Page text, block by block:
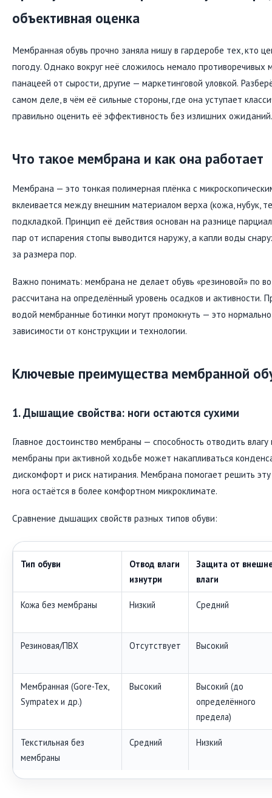
объективная оценка
Мембранная обувь прочно заняла нишу в гардеробе тех, кто
погоду. Однако вокруг неё сложилось немало
панацеей от сырости, другие — маркетинговой уловкой.
самом деле, в чём её сильные стороны, где она уступает
правильно оценить её эффективность без излишних ожиданий.
Что такое мембрана и как она работает
Мембрана — это тонкая полимерная плёнка с
вклеивается между внешним материалом верха (кожа, нубук,
подкладкой. Принцип её действия основан на разнице
пар от испарения стопы выводится наружу, а капли воды
за размера пор.
Важно понимать: мембрана не делает обувь «резиновой» по
рассчитана на определённый уровень осадков и активности.
водой мембранные ботинки могут промокнуть — это
зависимости от конструкции и технологии.
Ключевые преимущества мембранной
1. Дышащие свойства: ноги остаются сухими
Главное достоинство мембраны — способность отводить влагу
мембраны при активной ходьбе может накапливаться
дискомфорт и риск натирания. Мембрана помогает решить
нога остаётся в более комфортном микроклимате.
Сравнение дышащих свойств разных типов обуви:
Тип обуви
Отвод влаги
изнутри
Защита от
влаги
Кожа без мембраны Низкий Средний
Резиновая/ПВХ Отсутствует Высокий
Мембранная (Gore-Tex,
Sympatex и др.)
Высокий
Высокий (до
определённого
предела)
Текстильная без
мембраны
Средний Низкий